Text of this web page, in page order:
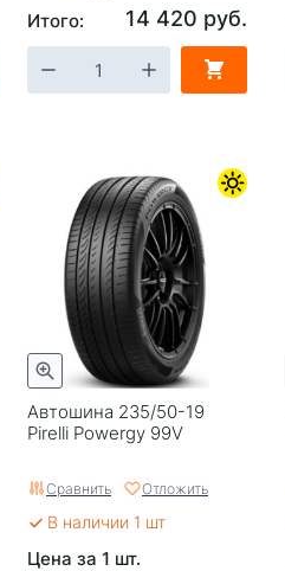
Итого: 14 420 руб.
Автошина 235/50-19
Pirelli Powergy 99V
Сравнить Отложить
В наличии 1 шт
Цена за 1 шт.